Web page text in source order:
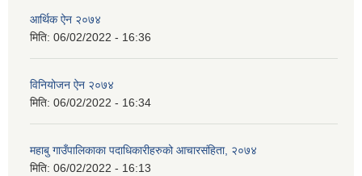
आर्थिक ऐन २०७४
मिति: 06/02/2022 - 16:36
विनियोजन ऐन २०७४
मिति: 06/02/2022 - 16:34
महाबु गाउँपालिकाका पदाधिकारीहरुको आचारसंहिता, २०७४
मिति: 06/02/2022 - 16:13